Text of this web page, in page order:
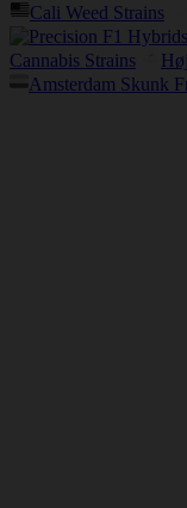
Cali Weed Strains
Cannabis Strains
Amsterdam Skunk